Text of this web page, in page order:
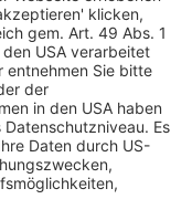
von
die ihre Tätigkeit
neuen Verein
der Union zu
erschienen dem
über das
dieses Ziels
der EuGH mit
die
bzw.